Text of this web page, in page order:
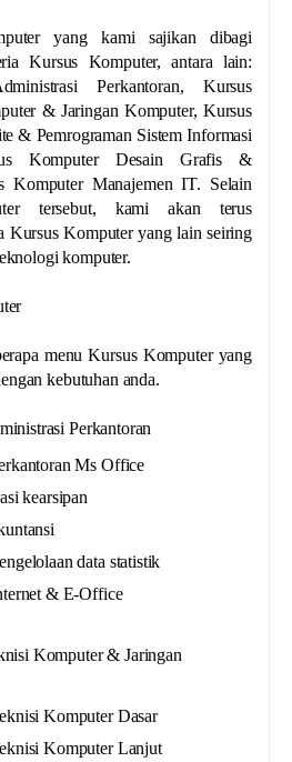
yang kami sajikan dibagi
Kursus Komputer, antara lain:
Perkantoran, Kursus
& Jaringan Komputer, Kursus
& Pemrograman Sistem Informasi
Komputer Desain Grafis &
Komputer Manajemen IT. Selain
tersebut, kami akan terus
Kursus Komputer yang lain seiring
komputer.
menu Kursus Komputer yang
kebutuhan anda.
Perkantoran
Ms Office
kearsipan
data statistik
& E-Office
Komputer & Jaringan
Komputer Dasar
Komputer Lanjut